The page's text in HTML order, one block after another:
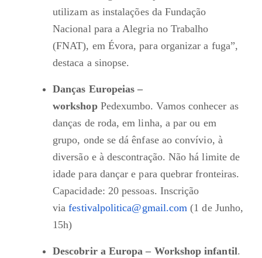
utilizam as instalações da Fundação
Nacional para a Alegria no Trabalho
(FNAT), em Évora, para organizar a fuga”,
destaca a sinopse.
Danças Europeias –
workshopPedexumbo. Vamos conhecer as
danças de roda, em linha, a par ou em
grupo, onde se dá ênfase ao convívio, à
diversão e à descontração. Não há limite de
idade para dançar e para quebrar fronteiras.
Capacidade: 20 pessoas. Inscrição
viafestivalpolitica@gmail.com (1 de Junho,
15h)
Descobrir a Europa – Workshop infantil.